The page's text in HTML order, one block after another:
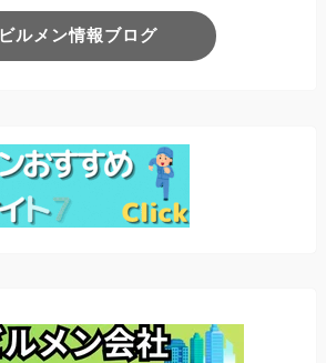
ビルメン情報ブログ